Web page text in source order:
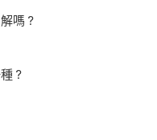
嗎？
？